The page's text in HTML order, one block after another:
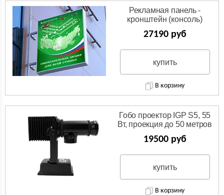
Рекламная панель -
кронштейн (консоль)
27190 руб
купить
В корзину
Гобо проектор IGP S5, 55
Вт, проекция до 50 метров
19500 руб
купить
В корзину